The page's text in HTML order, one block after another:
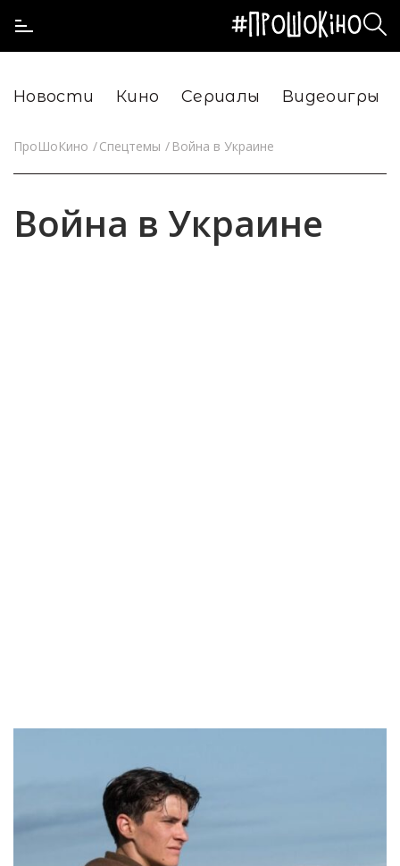
Новости Кино Сериалы Видеоигры
ПроШоКино Спецтемы Война в Украине
Война в Украине